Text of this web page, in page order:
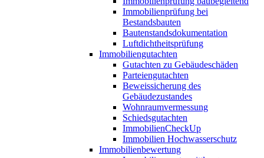
Immobilienprüfung bei
Bestandsbauten
Bautenstandsdokumentation
Luftdichtheitsprüfung
Immobiliengutachten
Gutachten zu Gebäudeschäden
Parteiengutachten
Beweissicherung des
Gebäudezustandes
Wohnraumvermessung
Schiedsgutachten
ImmobilienCheckUp
Immobilien Hochwasserschutz
Immobilienbewertung